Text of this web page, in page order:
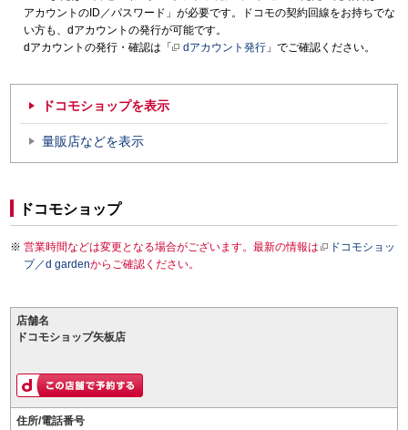
アカウントのID／パスワード」が必要です。ドコモの契約回線をお持ちでな
い方も、dアカウントの発行が可能です。
dアカウントの発行・確認は「
dアカウント発行 」でご確認ください。
ドコモショップを表示
量販店などを表示
ドコモショップ
営業時間などは変更となる場合がございます。最新の情報は
ドコモショッ
プ／d gardenからご確認ください。
店舗名
ドコモショップ矢板店
住所/電話番号